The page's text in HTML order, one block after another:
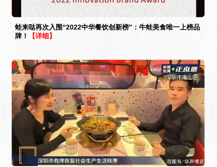
蛙来哒再次入围“2022中华餐饮创新榜”：牛蛙美食唯一上榜品
牌！
【详细】